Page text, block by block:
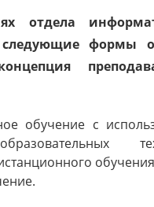
отдела
следующие формы
обучение с